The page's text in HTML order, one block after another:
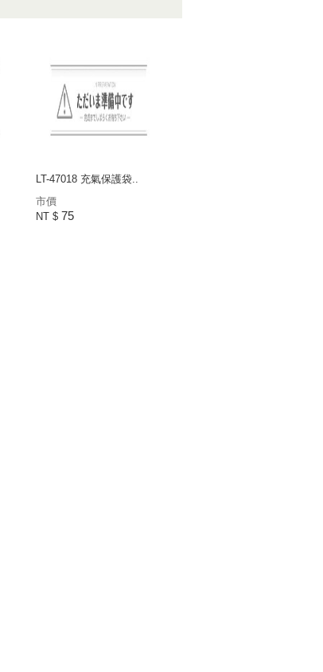
LT-47018 充氣保護袋..
市價
NT $ 75